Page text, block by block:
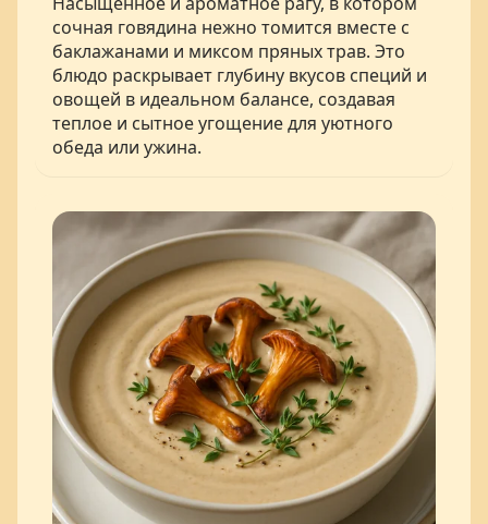
сочная говядина нежно томится вместе с
баклажанами и миксом пряных трав. Это
блюдо раскрывает глубину вкусов специй и
овощей в идеальном балансе, создавая
теплое и сытное угощение для уютного
обеда или ужина.